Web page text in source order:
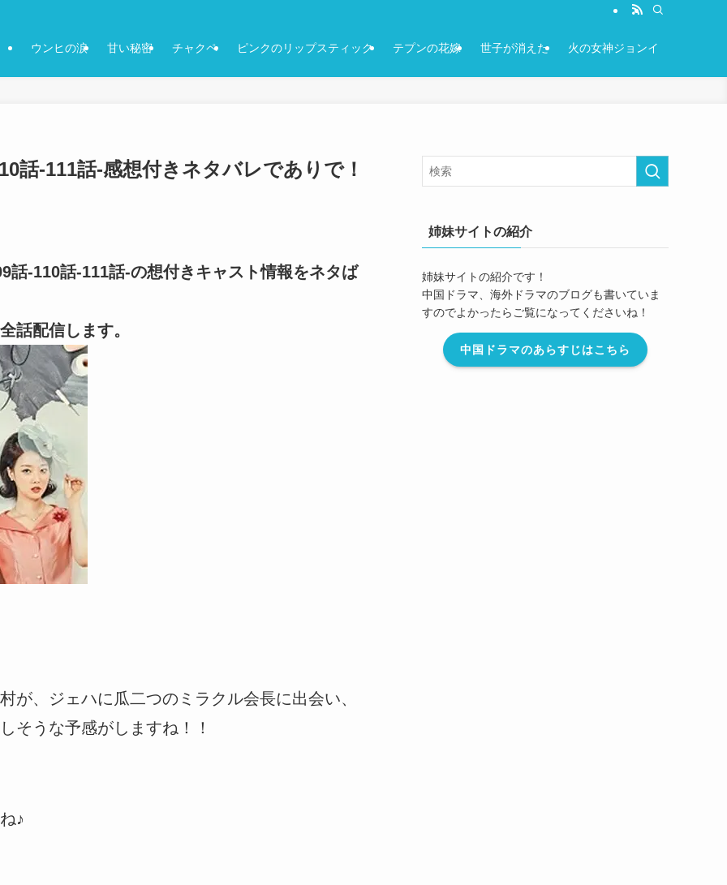
ウンヒの涙 甘い秘密 チャクペ ピンクのリップスティック テプンの花嫁 世子が消えた 火の女神ジョンイ
話-111話-感想付きネタバレでありで！
話-110話-111話-の想付きキャスト情報をネタば
話配信します。
が、ジェハに瓜二つのミラクル会長に出会い、
そうな予感がしますね！！
♪
姉妹サイトの紹介
姉妹サイトの紹介です！
中国ドラマ、海外ドラマのブログも書いていま
すのでよかったらご覧になってくださいね！
中国ドラマのあらすじはこちら